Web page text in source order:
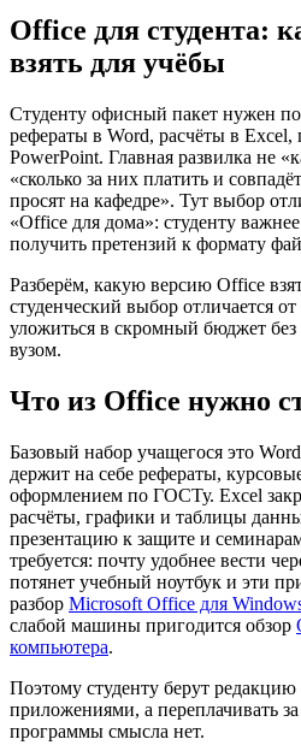
Office для студента:
взять для учёбы
Студенту офисный пакет нужен
рефераты в Word, расчёты в Excel,
PowerPoint. Главная развилка не
«сколько за них платить и
просят на кафедре». Тут выбор
«Office для дома»: студенту
получить претензий к формату
Разберём, какую версию Office
студенческий выбор отличается
уложиться в скромный бюджет без
вузом.
Что из Office нужно
Базовый набор учащегося это
держит на себе рефераты,
оформлением по ГОСТу. Excel
расчёты, графики и таблицы
презентацию к защите и
требуется: почту удобнее вести
потянет учебный ноутбук и эти
разбор Microsoft Office для
слабой машины пригодится обзор
компьютера.
Поэтому студенту берут
приложениями, а переплачивать
программы смысла нет.